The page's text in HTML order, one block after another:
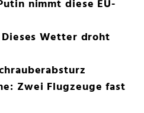
nimmt diese EU-
Wetter droht
Zwei Flugzeuge fast